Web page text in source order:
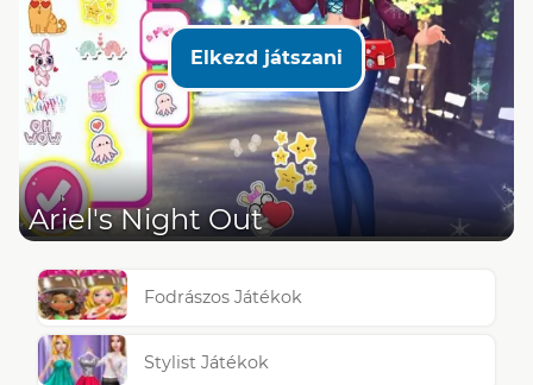
Elkezd játszani
Ariel's Night Out
Fodrászos Játékok
Stylist Játékok